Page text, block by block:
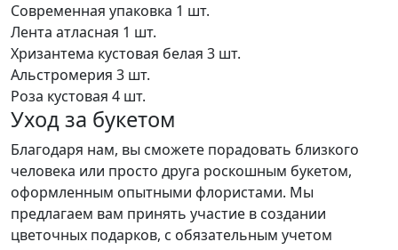
Современная упаковка 1 шт.
Лента атласная 1 шт.
Хризантема кустовая белая 3 шт.
Альстромерия 3 шт.
Роза кустовая 4 шт.
Уход за букетом
Благодаря нам, вы сможете порадовать близкого
человека или просто друга роскошным букетом,
оформленным опытными флористами. Мы
предлагаем вам принять участие в создании
цветочных подарков, с обязательным учетом